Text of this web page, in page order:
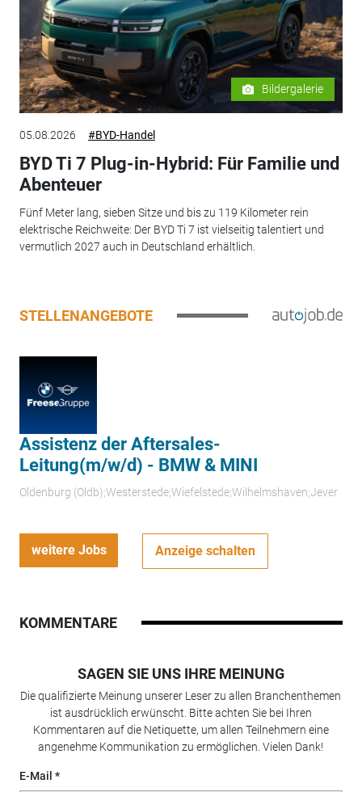
Bildergalerie
05.08.2026 #BYD-Handel
BYD Ti 7 Plug-in-Hybrid: Für Familie und
Abenteuer
Fünf Meter lang, sieben Sitze und bis zu 119 Kilometer rein
elektrische Reichweite: Der BYD Ti 7 ist vielseitig talentiert und
vermutlich 2027 auch in Deutschland erhältlich.
STELLENANGEBOTE
Assistenz der Aftersales-
Leitung(m/w/d) - BMW & MINI
Oldenburg (Oldb);Westerstede;Wiefelstede;Wilhelmshaven;Jever
weitere Jobs Anzeige schalten
KOMMENTARE
SAGEN SIE UNS IHRE MEINUNG
Die qualifizierte Meinung unserer Leser zu allen Branchenthemen
ist ausdrücklich erwünscht. Bitte achten Sie bei Ihren
Kommentaren auf die Netiquette, um allen Teilnehmern eine
angenehme Kommunikation zu ermöglichen. Vielen Dank!
E-Mail